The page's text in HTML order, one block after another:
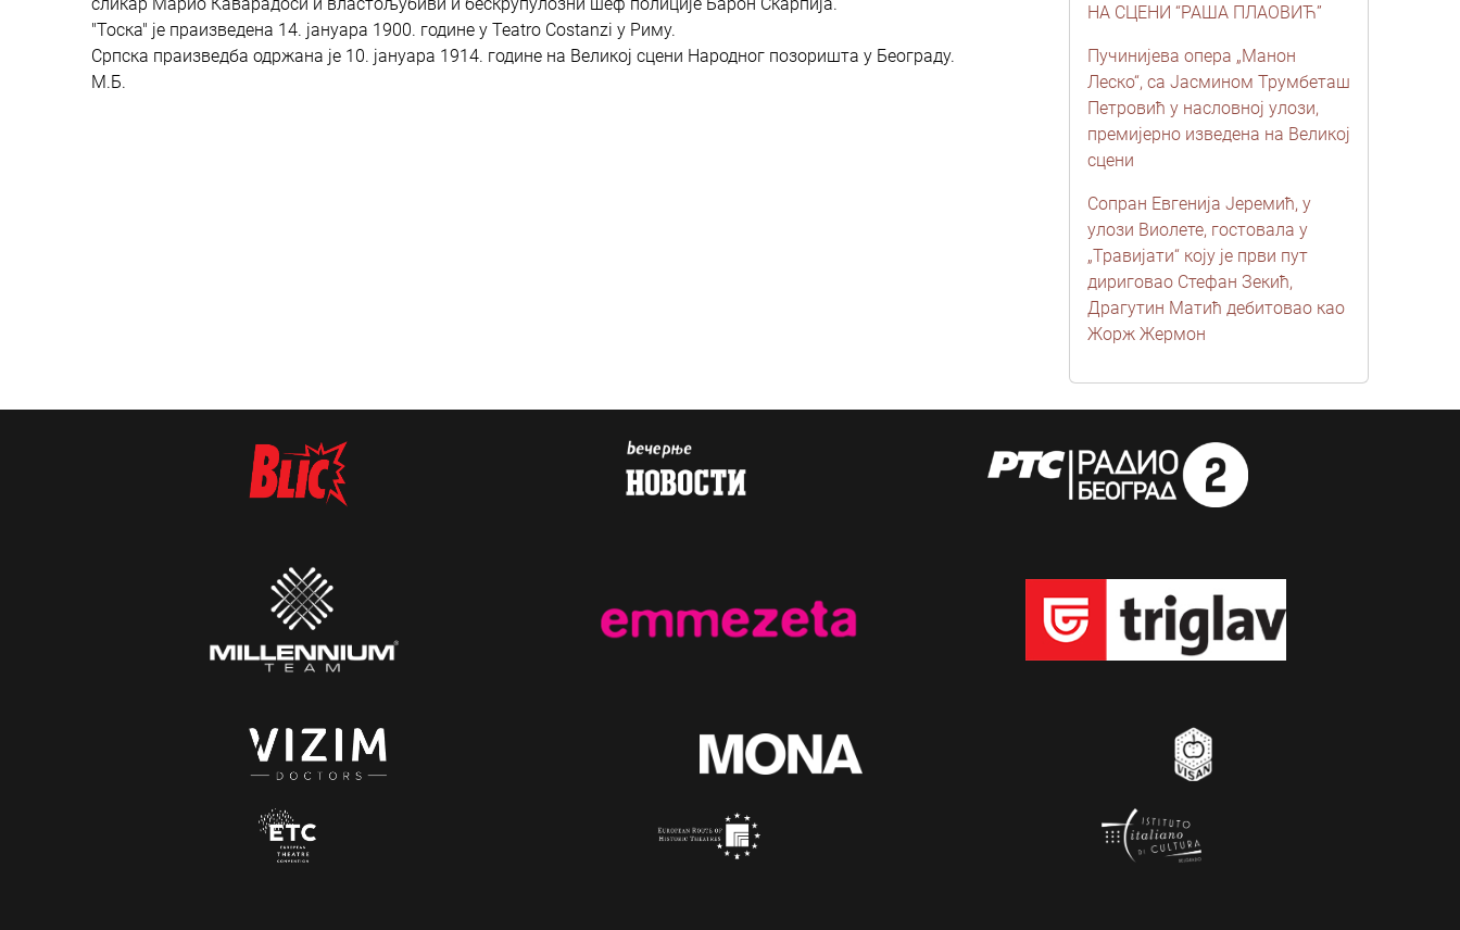
"Тоска" је праизведена 14. јануара 1900. године у Teatro Costanzi у Риму.
Српска праизведба одржана је 10. јануара 1914. године на Великој сцени Народног позоришта у Београду.
М.Б.
НА СЦЕНИ “РАША ПЛАОВИЋ”
Пучинијева опера „Манон
Леско“, са Јасмином Трумбеташ
Петровић у насловној улози,
премијерно изведена на Великој
сцени
Сопран Евгенија Јеремић, у
улози Виолете, гостовала у
„Травијати“ коју је први пут
дириговао Стефан Зекић,
Драгутин Матић дебитовао као
Жорж Жермон